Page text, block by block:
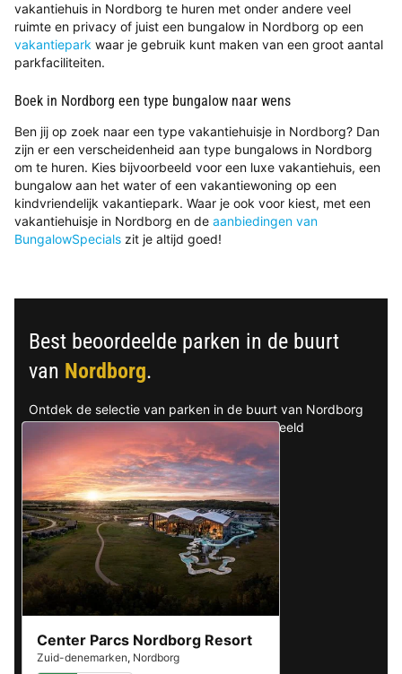
vakantiehuis in Nordborg te huren met onder andere veel
ruimte en privacy of juist een bungalow in Nordborg op een
vakantiepark waar je gebruik kunt maken van een groot aantal
parkfaciliteiten.
Boek in Nordborg een type bungalow naar wens
Ben jij op zoek naar een type vakantiehuisje in Nordborg? Dan
zijn er een verscheidenheid aan type bungalows in Nordborg
om te huren. Kies bijvoorbeeld voor een luxe vakantiehuis, een
bungalow aan het water of een vakantiewoning op een
kindvriendelijk vakantiepark. Waar je ook voor kiest, met een
vakantiehuisje in Nordborg en de aanbiedingen van
BungalowSpecials zit je altijd goed!
Best beoordeelde parken in de buurt
van Nordborg.
Ontdek de selectie van parken in de buurt van Nordborg
die door onze gasten als beste zijn beoordeeld
Center Parcs Nordborg Resort
Zuid-denemarken, Nordborg